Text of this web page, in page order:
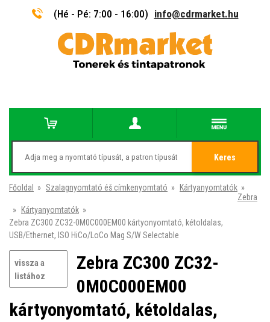
(Hé - Pé: 7:00 - 16:00) info@cdrmarket.hu
Keres
Főoldal » Szalagnyomtató éš címkenyomtató » Kártyanyomtatók »
Zebra
»
Kártyanyomtatók »
Zebra ZC300 ZC32-0M0C000EM00 kártyonyomtató, kétoldalas,
USB/Ethernet, ISO HiCo/LoCo Mag S/W Selectable
vissza a
listához
Zebra ZC300 ZC32-
0M0C000EM00
kártyonyomtató, kétoldalas,